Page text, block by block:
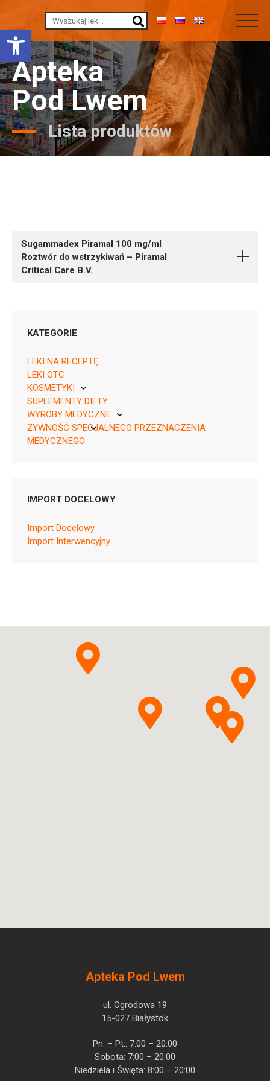
Otwórz pasek narzędzi
Apteka
Pod Lwem
Lista produktów
Sugammadex Piramal 100 mg/ml
Roztwór do wstrzykiwań – Piramal
Critical Care B.V.
Rpz ¦ EU/1/23/1739/001 ¦ 150677
10 fiol. 2 ml
Rpz ¦ EU/1/23/1739/002 ¦ 150678
10 fiol. 5 ml
Sugammadexum
KATEGORIE
LEKI NA RECEPTĘ
LEKI OTC
KOSMETYKI
Pierre Fabre
SUPLEMENTY DIETY
WYROBY MEDYCZNE
KikGel
ŻYWNOŚĆ SPECJALNEGO PRZEZNACZENIA
MEDYCZNEGO
IMPORT DOCELOWY
Import Docelowy
Import Interwencyjny
Apteka Pod Lwem
ul. Ogrodowa 19
15-027 Białystok
Pn. – Pt.: 7:00 – 20:00
Sobota: 7:00 – 20:00
Niedziela i Święta: 8:00 – 20:00